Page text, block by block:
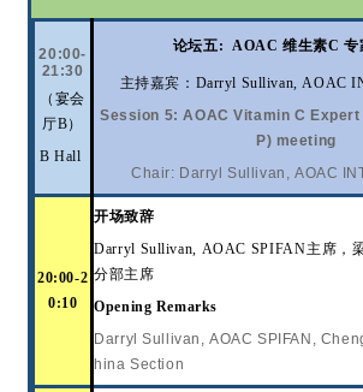
20:00-
21:30
（宴会
厅B）
B Hall
论坛五: AOAC维生素C 专
主持嘉宾： Darryl Sullivan, AOAC
Session 5: AOAC Vitamin C Expert
P) meeting
Chair: Darryl Sullivan, AOAC
20:00-2
0:10
开场致辞
Darryl Sullivan, AOAC SPIFAN主席，
分部主席
Opening Remarks
Darryl Sullivan, AOAC SPIFAN,
hina Section